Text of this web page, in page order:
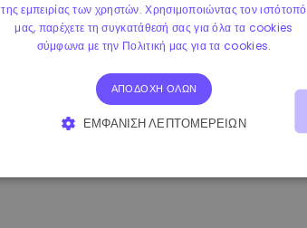
1.170000 € -1.80% 3.2B €
της εμπειρίας των χρηστών. Χρησιμοποιώντας τον ιστότοπό
μας, παρέχετε τη συγκατάθεσή σας για όλα τα cookies
σύμφωνα με την Πολιτική μας για τα cookies.
ΑΠΟΔΟΧΉ ΌΛΩΝ
ΕΜΦΆΝΙΣΗ ΛΕΠΤΟΜΕΡΕΙΏΝ